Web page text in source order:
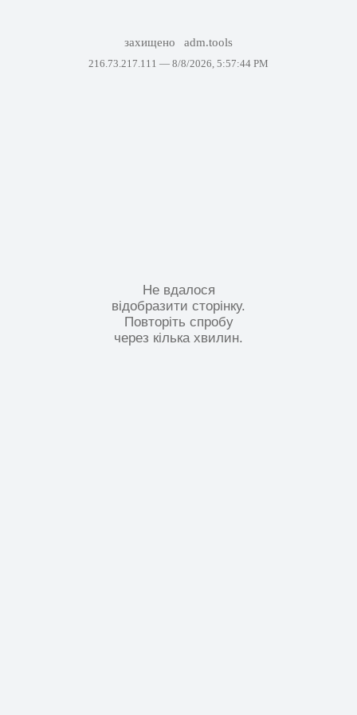
захищено adm.tools
216.73.217.111 — 8/8/2026, 5:57:44 PM
Не вдалося
відобразити сторінку.
Повторіть спробу
через кілька хвилин.